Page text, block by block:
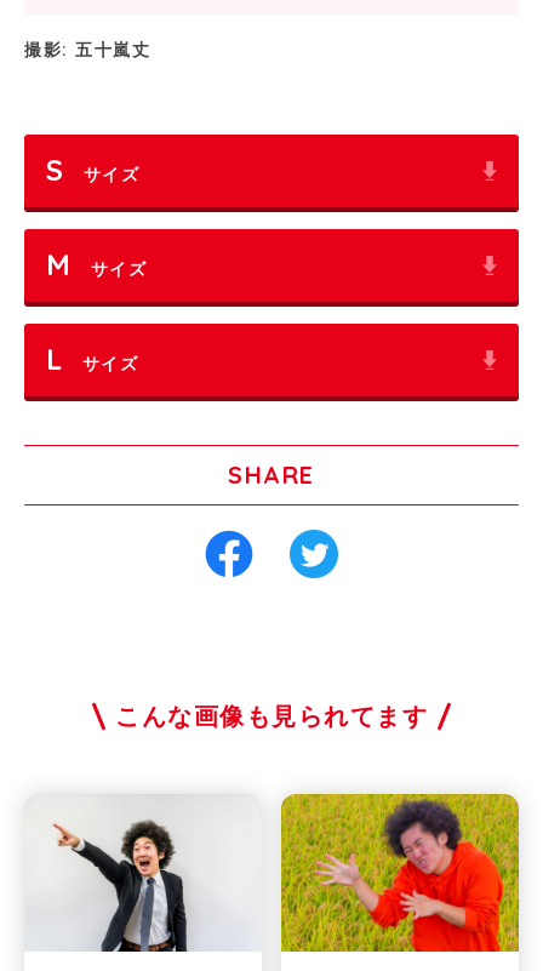
撮影: 五十嵐丈
S サイズ
M サイズ
L サイズ
SHARE
こんな画像も見られてます